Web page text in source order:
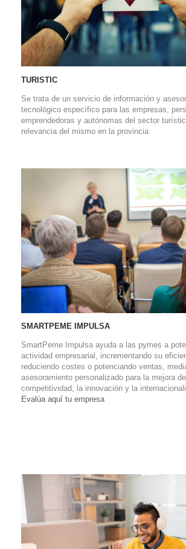
TURISTIC
Se trata de un servicio de información y
tecnológico específico para las empresas,
emprendedoras y autónomas del sector
relevancia del mismo en la provincia
SMARTPEME IMPULSA
SmartPeme Impulsa ayuda a las pymes a
actividad empresarial, incrementando su
reduciendo costes o potenciando ventas,
asesoramiento personalizado para la mejora
competitividad, la innovación y la
Evalúa aquí tu empresa